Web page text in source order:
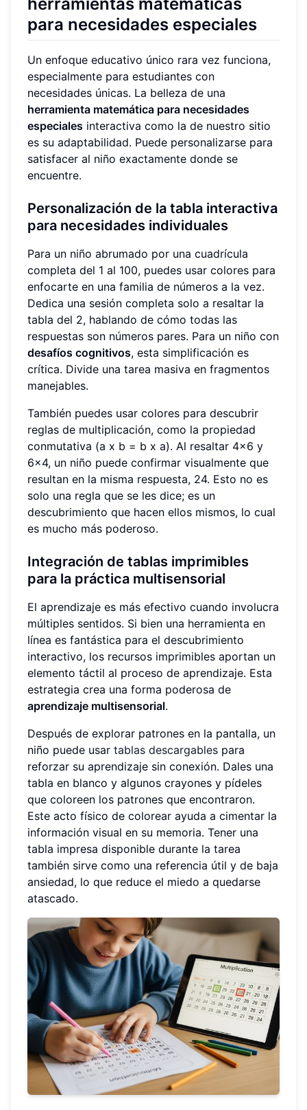
para necesidades especiales
Un enfoque educativo único rara vez funciona,
especialmente para estudiantes con
necesidades únicas. La belleza de una
herramienta matemática para necesidades
especiales interactiva como la de nuestro sitio
es su adaptabilidad. Puede personalizarse para
satisfacer al niño exactamente donde se
encuentre.
Personalización de la tabla interactiva
para necesidades individuales
Para un niño abrumado por una cuadrícula
completa del 1 al 100, puedes usar colores para
enfocarte en una familia de números a la vez.
Dedica una sesión completa solo a resaltar la
tabla del 2, hablando de cómo todas las
respuestas son números pares. Para un niño con
desafíos cognitivos, esta simplificación es
crítica. Divide una tarea masiva en fragmentos
manejables.
También puedes usar colores para descubrir
reglas de multiplicación, como la propiedad
conmutativa (a x b = b x a). Al resaltar 4x6 y
6x4, un niño puede confirmar visualmente que
resultan en la misma respuesta, 24. Esto no es
solo una regla que se les dice; es un
descubrimiento que hacen ellos mismos, lo cual
es mucho más poderoso.
Integración de tablas imprimibles
para la práctica multisensorial
El aprendizaje es más efectivo cuando involucra
múltiples sentidos. Si bien una herramienta en
línea es fantástica para el descubrimiento
interactivo, los recursos imprimibles aportan un
elemento táctil al proceso de aprendizaje. Esta
estrategia crea una forma poderosa de
aprendizaje multisensorial.
Después de explorar patrones en la pantalla, un
niño puede usar tablas descargables para
reforzar su aprendizaje sin conexión. Dales una
tabla en blanco y algunos crayones y pídeles
que coloreen los patrones que encontraron.
Este acto físico de colorear ayuda a cimentar la
información visual en su memoria. Tener una
tabla impresa disponible durante la tarea
también sirve como una referencia útil y de baja
ansiedad, lo que reduce el miedo a quedarse
atascado.